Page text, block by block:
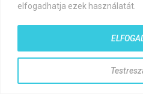
elfogadhatja ezek használatát.